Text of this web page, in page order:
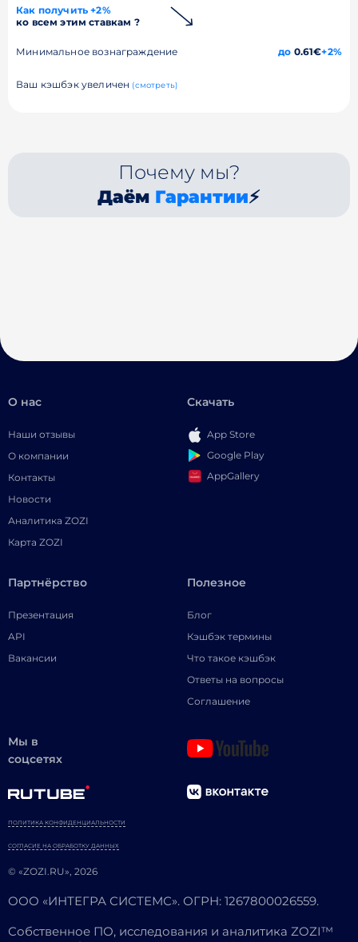
Как получить +2%
ко всем этим ставкам ?
Минимальное вознаграждение до 0.61€+2%
Ваш кэшбэк увеличен (смотреть)
Почему мы?
Даём Гарантии⚡
О нас
Наши отзывы
О компании
Контакты
Новости
Аналитика ZOZI
Карта ZOZI
Скачать
App Store
Google Play
AppGallery
Партнёрство
Презентация
API
Вакансии
Полезное
Блог
Кэшбэк термины
Что такое кэшбэк
Ответы на вопросы
Соглашение
Мы в
соцсетях
© «ZOZI.RU», 2026
ПОЛИТИКА КОНФИДЕНЦИАЛЬНОСТИ
СОГЛАСИЕ НА ОБРАБОТКУ ДАННЫХ
ООО «ИНТЕГРА СИСТЕМС». ОГРН: 1267800026559.
Собственное ПО, исследования и аналитика ZOZI™